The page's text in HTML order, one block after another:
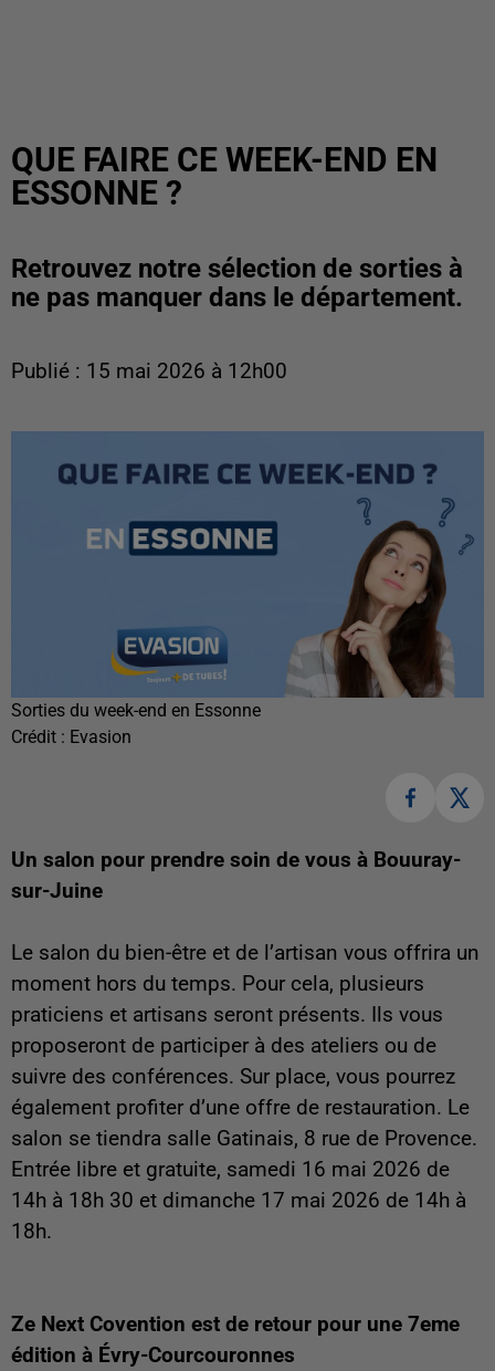
QUE FAIRE CE WEEK-END EN
ESSONNE ?
Retrouvez notre sélection de sorties à
ne pas manquer dans le département.
Publié : 15 mai 2026 à 12h00
Sorties du week-end en Essonne
Crédit : Evasion
Un salon pour prendre soin de vous à Bouuray-
sur-Juine
Le salon du bien-être et de l’artisan vous offrira un
moment hors du temps. Pour cela, plusieurs
praticiens et artisans seront présents. Ils vous
proposeront de participer à des ateliers ou de
suivre des conférences. Sur place, vous pourrez
également profiter d’une offre de restauration. Le
salon se tiendra salle Gatinais, 8 rue de Provence.
Entrée libre et gratuite, samedi 16 mai 2026 de
14h à 18h 30 et dimanche 17 mai 2026 de 14h à
18h.
Ze Next Covention est de retour pour une 7eme
édition à Évry-Courcouronnes